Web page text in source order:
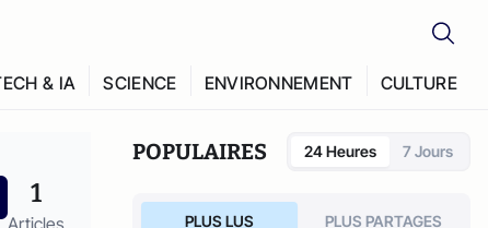
& IA SCIENCE ENVIRONNEMENT CULTURE
1
Articles
POPULAIRES 24 Heures 7 Jours
PLUS LUS PLUS PARTAGES